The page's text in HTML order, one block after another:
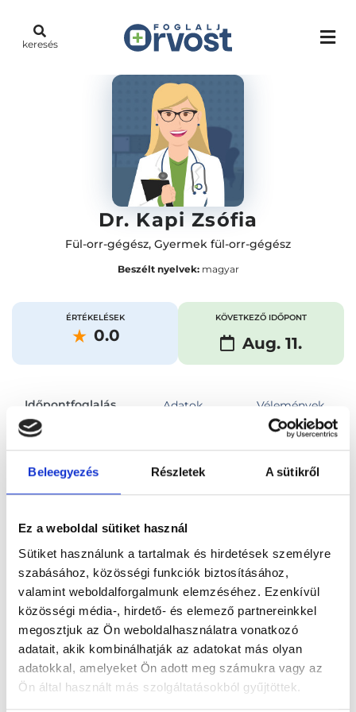
Beleegyezés Részletek A sütikről
Ez a weboldal sütiket használ
Sütiket használunk a tartalmak és hirdetések személyre
szabásához, közösségi funkciók biztosításához,
valamint weboldalforgalmunk elemzéséhez. Ezenkívül
közösségi média-, hirdető- és elemező partnereinkkel
megosztjuk az Ön weboldalhasználatra vonatkozó
adatait, akik kombinálhatják az adatokat más olyan
adatokkal, amelyeket Ön adott meg számukra vagy az
Ön által használt más szolgáltatásokból gyűjtöttek.
keresés
Dr. Kapi Zsófia
Fül-orr-gégész, Gyermek fül-orr-gégész
Beszélt nyelvek:magyar
ÉRTÉKELÉSEK
0.0
KÖVETKEZŐ IDŐPONT
Aug. 11.
Időpontfoglalás Adatok Vélemények
Főoldal Orvosok Fül-orr-gégész
Fül-orr-gégész, Székesfehérvár Dr. Kapi Zsófia